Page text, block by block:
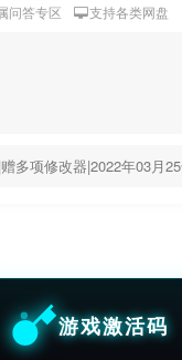
问答专区 支持各类网盘
多项修改器|2022年03月
游戏激活码